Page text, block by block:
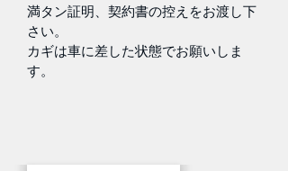
満タン証明、契約書の控えをお渡し下
さい。
カギは車に差した状態でお願いしま
す。